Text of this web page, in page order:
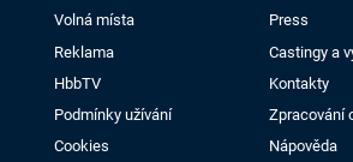
Volná místa
Press
Reklama
Castingy a
HbbTV
Kontakty
Podmínky užívání
Zpracování
Cookies
Nápověda